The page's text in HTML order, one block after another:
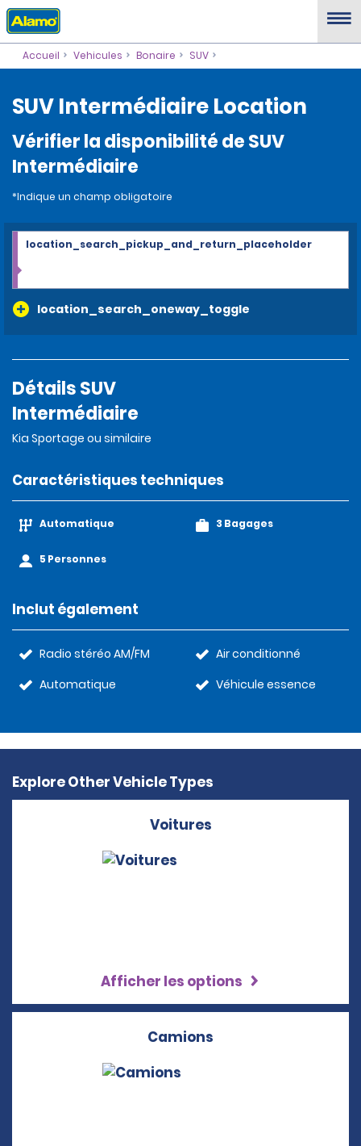
Accueil Vehicules Bonaire SUV
SUV Intermédiaire Location
Vérifier la disponibilité de SUV
Intermédiaire
*Indique un champ obligatoire
location_search_oneway_toggle
location_search_pickup_and_return_placeholder
Détails SUV
Intermédiaire
Kia Sportage ou similaire
Caractéristiques techniques
Automatique
5 Personnes
3 Bagages
Inclut également
Radio stéréo AM/FM
Automatique
Air conditionné
Véhicule essence
Explore Other Vehicle Types
Voitures
Afficher les options
Camions